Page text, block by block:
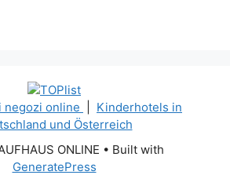
negozi online
Kinderhotels in
und Österreich
ONLINE • Built with
GeneratePress